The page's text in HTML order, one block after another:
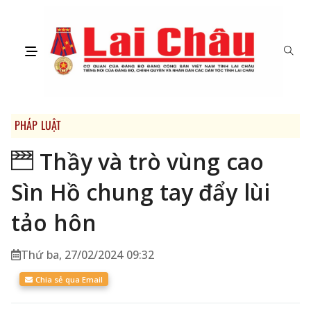
PHÁP LUẬT
Thầy và trò vùng cao
Sìn Hồ chung tay đẩy lùi
tảo hôn
Thứ ba, 27/02/2024 09:32
Chia sẻ qua Email